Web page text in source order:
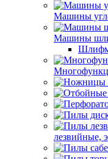
Машины
Машины
лезвийные,